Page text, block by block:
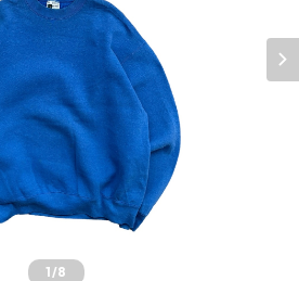
1/8